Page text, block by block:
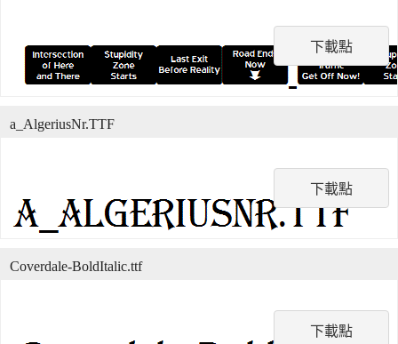
下載點
下載點
a_AlgeriusNr.TTF
下載點
Coverdale-BoldItalic.ttf